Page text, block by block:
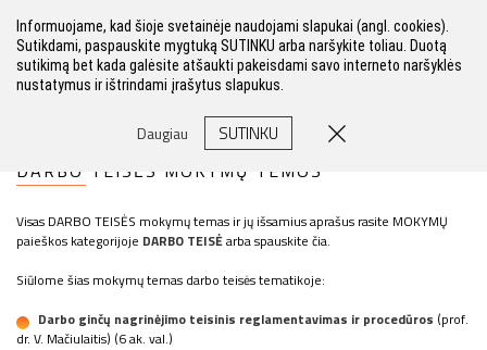
DARBO TEISĖS MOKYMŲ TEMOS
Visas DARBO TEISĖS mokymų temas ir jų išsamius aprašus rasite MOKYMŲ
paieškos kategorijoje DARBO TEISĖarba spauskite čia.
Siūlome šias mokymų temas darbo teisės tematikoje:
Darbo ginčų nagrinėjimo teisinis reglamentavimas ir procedūros (prof.
dr. V. Mačiulaitis) (6 ak. val.)
Informuojame, kad šioje svetainėje naudojami slapukai (angl. cookies).
Sutikdami, paspauskite mygtuką SUTINKU arba naršykite toliau. Duotą
sutikimą bet kada galėsite atšaukti pakeisdami savo interneto naršyklės
nustatymus ir ištrindami įrašytus slapukus.
Daugiau SUTINKU